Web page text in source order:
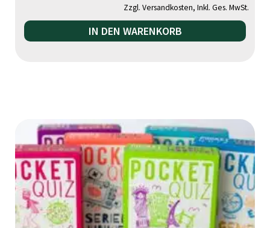
Zzgl. Versandkosten, Inkl. Ges. MwSt.
IN DEN WARENKORB